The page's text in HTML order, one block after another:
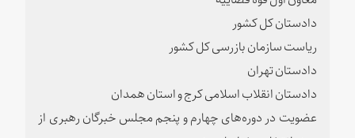
دادستان کل کشور
ریاست سازمان بازرسی کل کشور
دادستان تهران
دادستان انقلاب اسلامی کرج و استان همدان
عضویت در دوره‌های چهارم و پنجم مجلس خبرگان رهبری از